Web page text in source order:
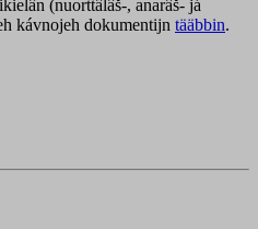
(nuorttâlâš-, anarâš- já
kávnojeh dokumentijn tääbbin.